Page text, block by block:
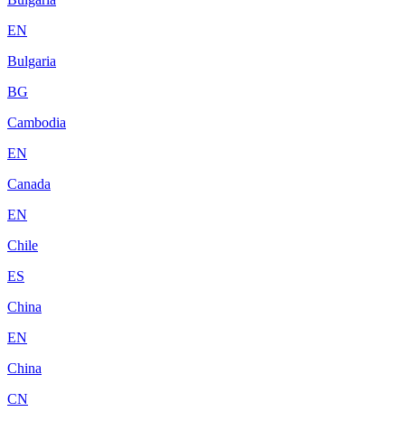
EN
Bulgaria
BG
Cambodia
EN
Canada
EN
Chile
ES
China
EN
China
CN